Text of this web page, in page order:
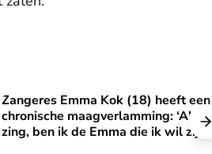
: ‘Door alle herinneringen is Lola
Zangeres Emma Kok (18) heeft een
chronische maagverlamming: ‘Als ik
zing, ben ik de Emma die ik wil zijn’
Zangeres Emma Kok (18) heeft een